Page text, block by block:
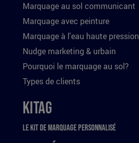
Marquage au sol communicant
Marquage avec peinture
Marquage à l'eau haute pression
Nudge marketing & urbain
Pourquoi le marquage au sol?
Types de clients
Kitag
Le kit de marquage personnalisé